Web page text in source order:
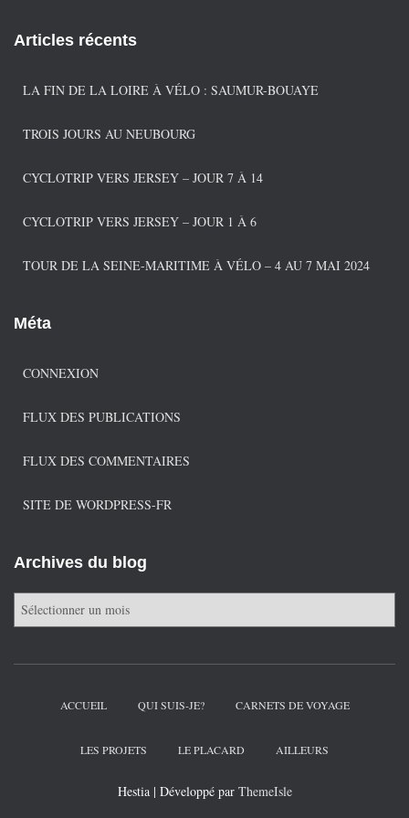
gArticles récents
LA FIN DE LA LOIRE À VÉLO : SAUMUR-BOUAYE
TROIS JOURS AU NEUBOURG
CYCLOTRIP VERS JERSEY – JOUR 7 À 14
CYCLOTRIP VERS JERSEY – JOUR 1 À 6
TOUR DE LA SEINE-MARITIME À VÉLO – 4 AU 7 MAI 2024
Méta
CONNEXION
FLUX DES PUBLICATIONS
FLUX DES COMMENTAIRES
SITE DE WORDPRESS-FR
Archives du blog
h
ACCUEIL QUI SUIS-JE? CARNETS DE VOYAGE
LES PROJETS LE PLACARD AILLEURS
Hestia | Développé par ThemeIsle